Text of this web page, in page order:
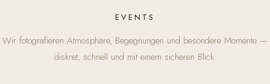
EVENTS
Wir fotografieren Atmosphäre, Begegnungen und besondere Momente —
diskret, schnell und mit einem sicheren Blick.